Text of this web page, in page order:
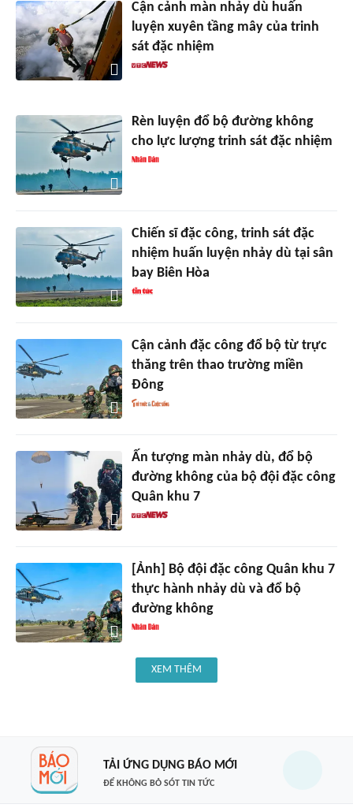
Cận cảnh màn nhảy dù huấn
luyện xuyên tầng mây của trinh
sát đặc nhiệm
Rèn luyện đổ bộ đường không
cho lực lượng trinh sát đặc nhiệm
Chiến sĩ đặc công, trinh sát đặc
nhiệm huấn luyện nhảy dù tại sân
bay Biên Hòa
Cận cảnh đặc công đổ bộ từ trực
thăng trên thao trường miền
Đông
Ấn tượng màn nhảy dù, đổ bộ
đường không của bộ đội đặc công
Quân khu 7
[Ảnh] Bộ đội đặc công Quân khu 7
thực hành nhảy dù và đổ bộ
đường không
XEM THÊM
TẢI ỨNG DỤNG BÁO MỚI
ĐỂ KHÔNG BỎ SÓT TIN TỨC